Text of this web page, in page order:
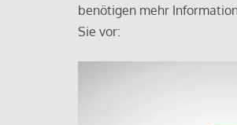
benötigen mehr
Sie vor: